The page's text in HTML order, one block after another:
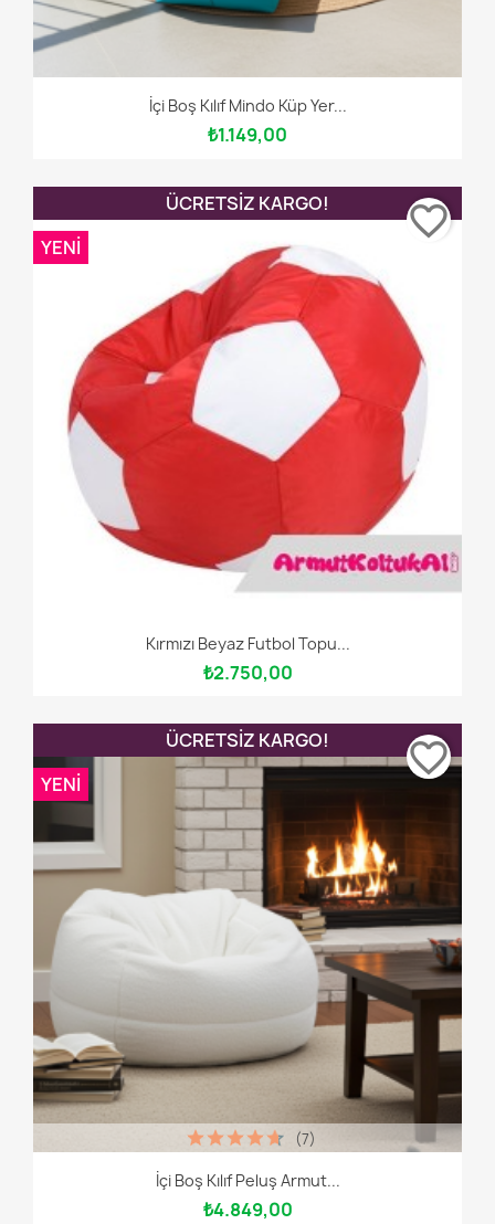
İçi Boş Kılıf Mindo Küp Yer...
₺1.149,00
Kırmızı Beyaz Futbol Topu...
₺2.750,00
ÜCRETSIZ KARGO!
YENI
favorite_border
İçi Boş Kılıf Peluş Armut...
₺4.849,00
(7)
ÜCRETSIZ KARGO!
YENI
favorite_border